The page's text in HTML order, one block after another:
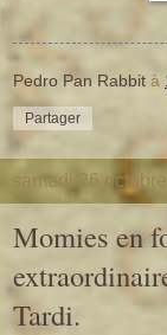
Pedro Pan Rabbit à
Partager
samedi 26
Momies en
Tardi.